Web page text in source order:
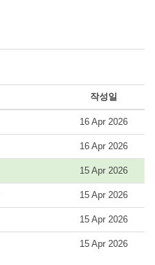
작성일
16 Apr 2026
16 Apr 2026
15 Apr 2026
15 Apr 2026
15 Apr 2026
15 Apr 2026